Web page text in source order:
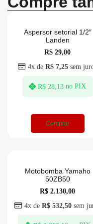
Aspersor setorial 1/2″
Landen
R$ 29,00
R$ 28,13 no PIX
4x deR$ 7,25 sem
Comprar
Motobomba Yamaho
50ZB50
R$ 2.130,00
4x deR$ 532,50 sem